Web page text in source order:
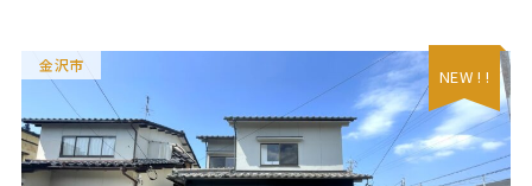
金沢市
NEW ! !